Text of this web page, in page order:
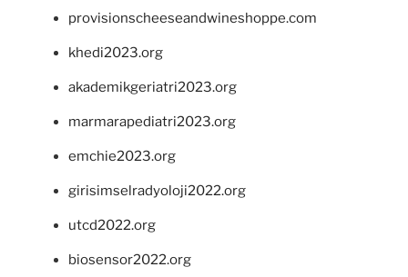
provisionscheeseandwineshoppe.com
khedi2023.org
akademikgeriatri2023.org
marmarapediatri2023.org
emchie2023.org
girisimselradyoloji2022.org
utcd2022.org
biosensor2022.org